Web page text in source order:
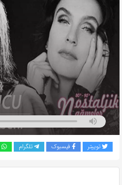
اشتراک
بگذارید.
کپی
لینک
توییتر فیسبوک تلگرام